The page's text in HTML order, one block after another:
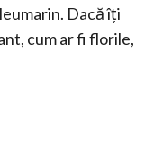
Dacă îți
cum ar fi florile,